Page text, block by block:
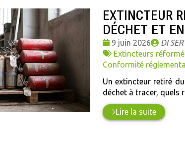
EXTINCTEUR
DÉCHET ET
Date
:
9 juin 2026
Publié
par
DI
Tags
:
Extincteurs
Conformité
Un extincteur retiré
déchet à tracer, quels
Lire la suite